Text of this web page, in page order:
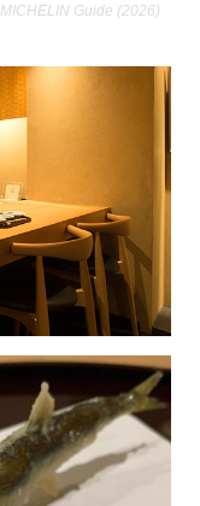
MICHELIN Guide (2026)